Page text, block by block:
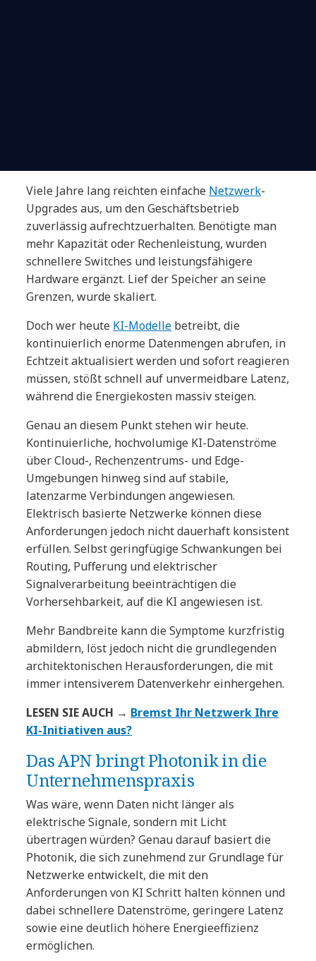
Viele Jahre lang reichten einfache Netzwerk-
Upgrades aus, um den Geschäftsbetrieb
zuverlässig aufrechtzuerhalten. Benötigte man
mehr Kapazität oder Rechenleistung, wurden
schnellere Switches und leistungsfähigere
Hardware ergänzt. Lief der Speicher an seine
Grenzen, wurde skaliert.
Doch wer heute KI-Modelle betreibt, die
kontinuierlich enorme Datenmengen abrufen, in
Echtzeit aktualisiert werden und sofort reagieren
müssen, stößt schnell auf unvermeidbare Latenz,
während die Energiekosten massiv steigen.
Genau an diesem Punkt stehen wir heute.
Kontinuierliche, hochvolumige KI-Datenströme
über Cloud-, Rechenzentrums- und Edge-
Umgebungen hinweg sind auf stabile,
latenzarme Verbindungen angewiesen.
Elektrisch basierte Netzwerke können diese
Anforderungen jedoch nicht dauerhaft konsistent
erfüllen. Selbst geringfügige Schwankungen bei
Routing, Pufferung und elektrischer
Signalverarbeitung beeinträchtigen die
Vorhersehbarkeit, auf die KI angewiesen ist.
Mehr Bandbreite kann die Symptome kurzfristig
abmildern, löst jedoch nicht die grundlegenden
architektonischen Herausforderungen, die mit
immer intensiverem Datenverkehr einhergehen.
LESEN SIE AUCH → Bremst Ihr Netzwerk Ihre
KI-Initiativen aus?
Das APN bringt Photonik in die
Unternehmenspraxis
Was wäre, wenn Daten nicht länger als
elektrische Signale, sondern mit Licht
übertragen würden? Genau darauf basiert die
Photonik, die sich zunehmend zur Grundlage für
Netzwerke entwickelt, die mit den
Anforderungen von KI Schritt halten können und
dabei schnellere Datenströme, geringere Latenz
sowie eine deutlich höhere Energieeffizienz
ermöglichen.